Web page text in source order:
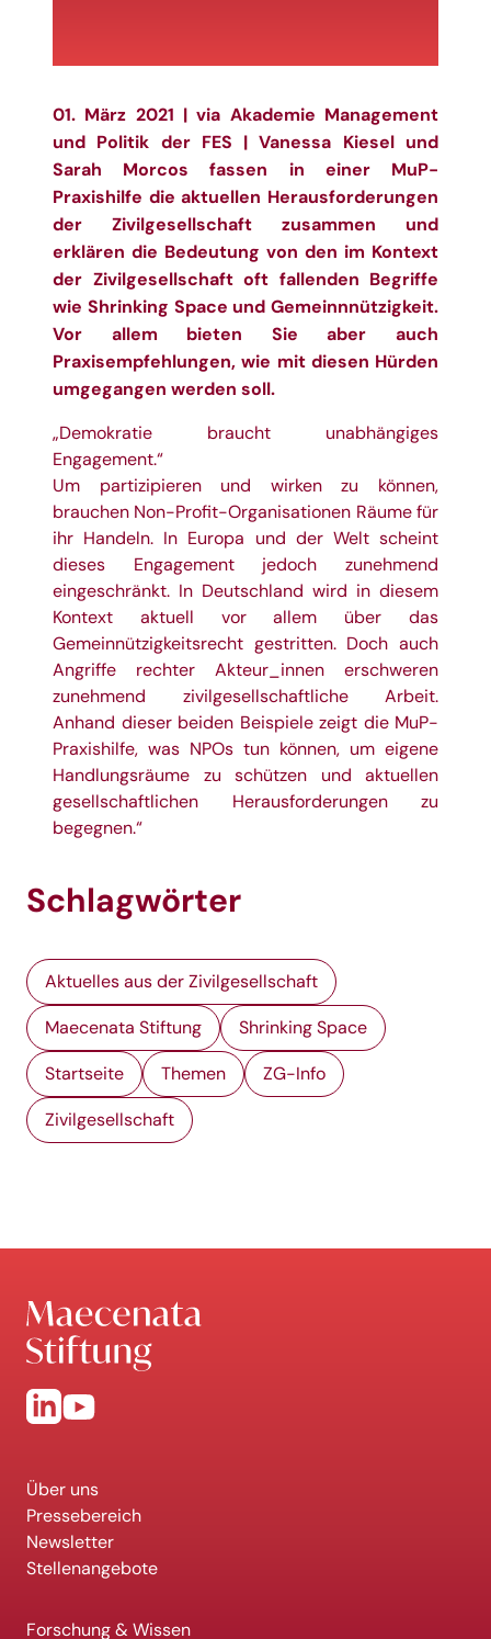
01. März 2021 | via Akademie Management
und Politik der FES | Vanessa Kiesel und
Sarah Morcos fassen in einer MuP-
Praxishilfe die aktuellen Herausforderungen
der Zivilgesellschaft zusammen und
erklären die Bedeutung von den im Kontext
der Zivilgesellschaft oft fallenden Begriffe
wie Shrinking Space und Gemeinnnützigkeit.
Vor allem bieten Sie aber auch
Praxisempfehlungen, wie mit diesen Hürden
umgegangen werden soll.
„Demokratie braucht unabhängiges
Engagement.“
Um partizipieren und wirken zu können,
brauchen Non-Profit-Organisationen Räume für
ihr Handeln. In Europa und der Welt scheint
dieses Engagement jedoch zunehmend
eingeschränkt. In Deutschland wird in diesem
Kontext aktuell vor allem über das
Gemeinnützigkeitsrecht gestritten. Doch auch
Angriffe rechter Akteur_innen erschweren
zunehmend zivilgesellschaftliche Arbeit.
Anhand dieser beiden Beispiele zeigt die MuP-
Praxishilfe, was NPOs tun können, um eigene
Handlungsräume zu schützen und aktuellen
gesellschaftlichen Herausforderungen zu
begegnen.“
Schlagwörter
Aktuelles aus der Zivilgesellschaft
Maecenata Stiftung Shrinking Space
Startseite Themen ZG-Info
Zivilgesellschaft
Über uns
Pressebereich
Newsletter
Stellenangebote
Forschung & Wissen